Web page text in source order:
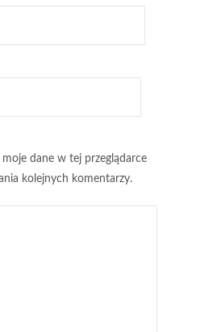
dane w tej przeglądarce
kolejnych komentarzy.